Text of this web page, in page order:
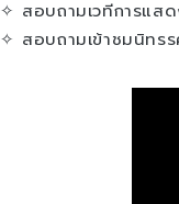
✧ สอบถามเวทีการแส
✧ สอบถามเข้าชมนิทร